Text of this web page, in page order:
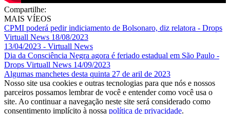
Compartilhe:
MAIS VÍEOS
CPMI poderá pedir indiciamento de Bolsonaro, diz relatora - Drops
Virtuall News 18/08/2023
13/04/2023 - Virtuall News
Dia da Consciência Negra agora é feriado estadual em São Paulo -
Drops Virtuall News 14/09/2023
Algumas manchetes desta quinta 27 de aril de 2023
Nosso site usa cookies e outras tecnologias para que nós e nossos
parceiros possamos lembrar de você e entender como você usa o
site. Ao continuar a navegação neste site será considerado como
consentimento implícito à nossa política de privacidade.